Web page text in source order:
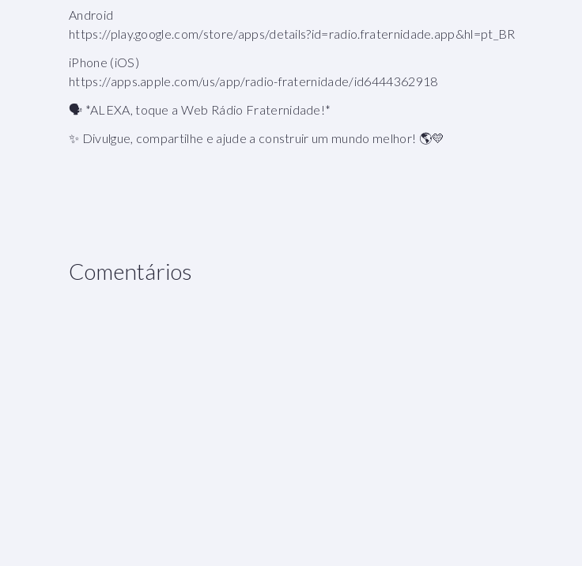
Android
https://play.google.com/store/apps/details?id=radio.fraternidade.app&hl=pt_BR
iPhone (iOS)
https://apps.apple.com/us/app/radio-fraternidade/id6444362918
🗣 *ALEXA, toque a Web Rádio Fraternidade!*
✨ Divulgue, compartilhe e ajude a construir um mundo melhor! 🌎💛
Comentários